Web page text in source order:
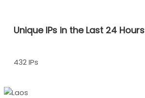
Unique IPs in the Last 24 Hours
432 IPs